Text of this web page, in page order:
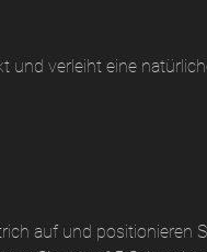
und verleiht eine
auf und